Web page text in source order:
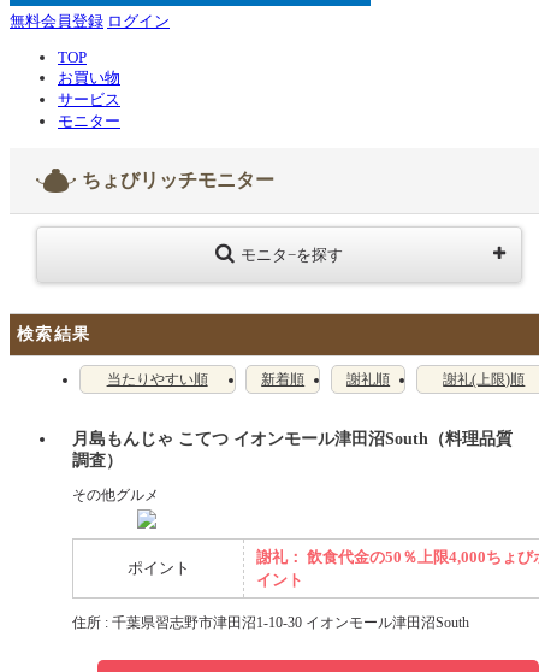
無料会員登録 ログイン
TOP
お買い物
サービス
モニター
ちょびリッチモニター
モニタ−を探す
検索結果
当たりやすい順 新着順 謝礼順 謝礼(上限)順
月島もんじゃ こてつ イオンモール津田沼South（料理品質
調査）
その他グルメ
ポイント
謝礼： 飲食代金の50％上限4,000ちょび
イント
住所 : 千葉県習志野市津田沼1-10-30 イオンモール津田沼South